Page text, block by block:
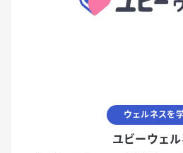
ウェルネスを
ユビーウェ